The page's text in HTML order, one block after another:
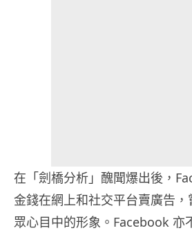
在「劍橋分析」醜聞爆出後，
金錢在網上和社交平台賣廣告
眾心目中的形象。Facebook 亦